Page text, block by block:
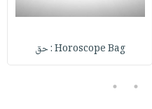
Horoscope Bag : حق
4
5